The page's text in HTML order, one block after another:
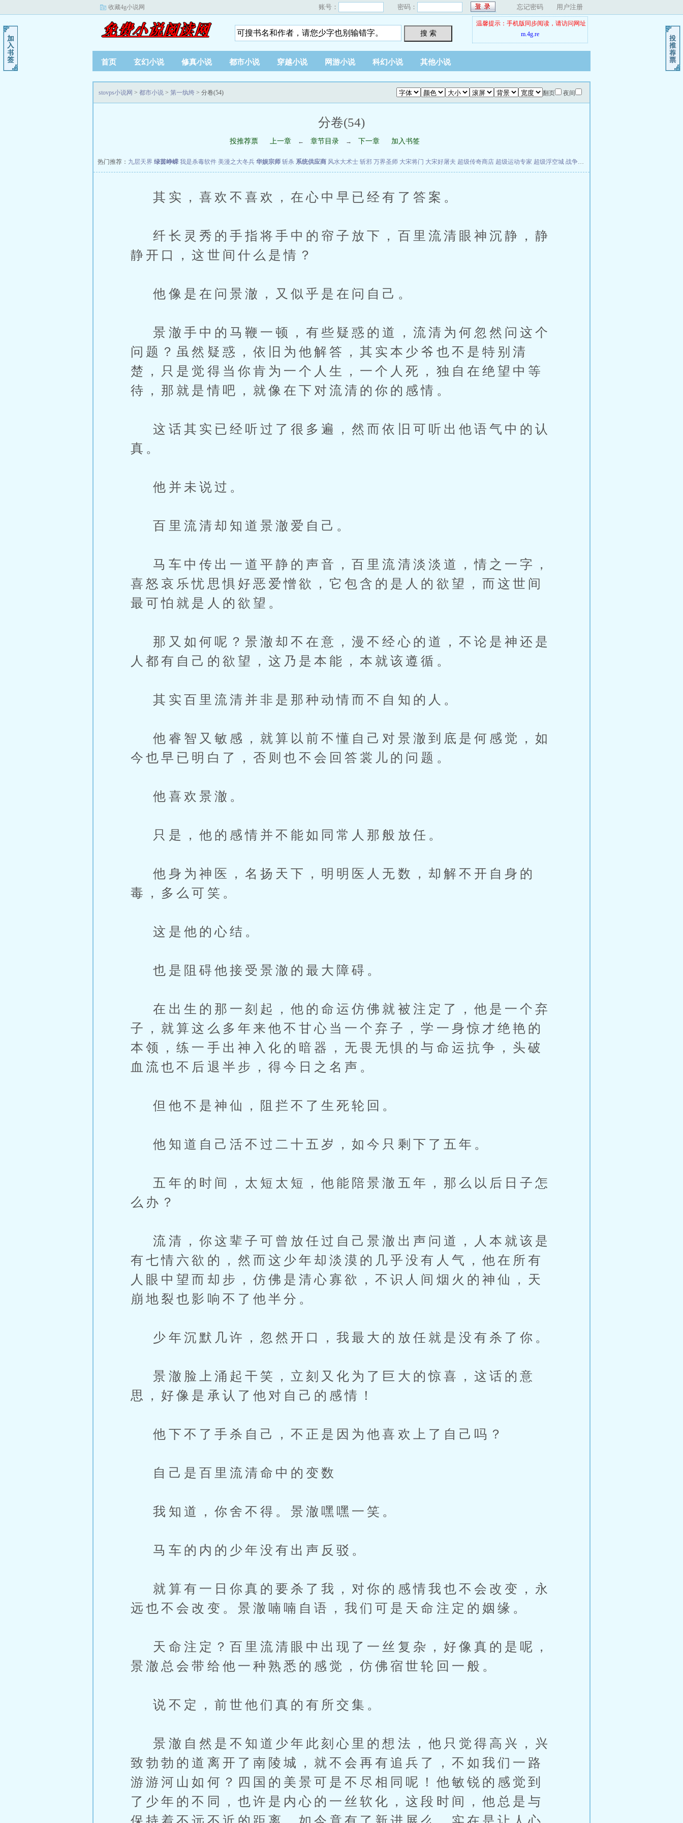
收藏4g小说网 账号： 密码： 忘记密码 用户注册
搜 索
温馨提示：手机版同步阅读，请访问网址
m.4g.re
首页 玄幻小说 修真小说 都市小说 穿越小说 网游小说 科幻小说 其他小说
翻页 夜间
stovps小说网 > 都市小说 > 第一纨绔 > 分卷(54)
分卷(54)
投推荐票 上一章 ← 章节目录 → 下一章 加入书签
热门推荐： 九层天界 绿茵峥嵘 我是杀毒软件 美漫之大冬兵 华娱宗师 斩杀 系统供应商 风水大术士 斩邪 万界圣师 大宋将门 大宋好屠夫 超级传奇商店 超级运动专家 超级浮空城 战争天堂
其实，喜欢不喜欢，在心中早已经有了答案。
纤长灵秀的手指将手中的帘子放下，百里流清眼神沉静，静
静开口，这世间什么是情？
他像是在问景澈，又似乎是在问自己。
景澈手中的马鞭一顿，有些疑惑的道，流清为何忽然问这个
问题？虽然疑惑，依旧为他解答，其实本少爷也不是特别清
楚，只是觉得当你肯为一个人生，一个人死，独自在绝望中等
待，那就是情吧，就像在下对流清的你的感情。
这话其实已经听过了很多遍，然而依旧可听出他语气中的认
真。
他并未说过。
百里流清却知道景澈爱自己。
马车中传出一道平静的声音，百里流清淡淡道，情之一字，
喜怒哀乐忧思惧好恶爱憎欲，它包含的是人的欲望，而这世间
最可怕就是人的欲望。
那又如何呢？景澈却不在意，漫不经心的道，不论是神还是
人都有自己的欲望，这乃是本能，本就该遵循。
其实百里流清并非是那种动情而不自知的人。
他睿智又敏感，就算以前不懂自己对景澈到底是何感觉，如
今也早已明白了，否则也不会回答裳儿的问题。
他喜欢景澈。
只是，他的感情并不能如同常人那般放任。
他身为神医，名扬天下，明明医人无数，却解不开自身的
毒，多么可笑。
这是他的心结。
也是阻碍他接受景澈的最大障碍。
在出生的那一刻起，他的命运仿佛就被注定了，他是一个弃
子，就算这么多年来他不甘心当一个弃子，学一身惊才绝艳的
本领，练一手出神入化的暗器，无畏无惧的与命运抗争，头破
血流也不后退半步，得今日之名声。
但他不是神仙，阻拦不了生死轮回。
他知道自己活不过二十五岁，如今只剩下了五年。
五年的时间，太短太短，他能陪景澈五年，那么以后日子怎
么办？
流清，你这辈子可曾放任过自己景澈出声问道，人本就该是
有七情六欲的，然而这少年却淡漠的几乎没有人气，他在所有
人眼中望而却步，仿佛是清心寡欲，不识人间烟火的神仙，天
崩地裂也影响不了他半分。
少年沉默几许，忽然开口，我最大的放任就是没有杀了你。
景澈脸上涌起干笑，立刻又化为了巨大的惊喜，这话的意
思，好像是承认了他对自己的感情！
他下不了手杀自己，不正是因为他喜欢上了自己吗？
自己是百里流清命中的变数
我知道，你舍不得。景澈嘿嘿一笑。
马车的内的少年没有出声反驳。
就算有一日你真的要杀了我，对你的感情我也不会改变，永
远也不会改变。景澈喃喃自语，我们可是天命注定的姻缘。
天命注定？百里流清眼中出现了一丝复杂，好像真的是呢，
景澈总会带给他一种熟悉的感觉，仿佛宿世轮回一般。
说不定，前世他们真的有所交集。
景澈自然是不知道少年此刻心里的想法，他只觉得高兴，兴
致勃勃的道离开了南陵城，就不会再有追兵了，不如我们一路
游游河山如何？四国的美景可是不尽相同呢！他敏锐的感觉到
了少年的不同，也许是内心的一丝软化，这段时间，他总是与